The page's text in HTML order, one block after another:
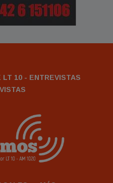
LT 10 - ENTREVISTAS